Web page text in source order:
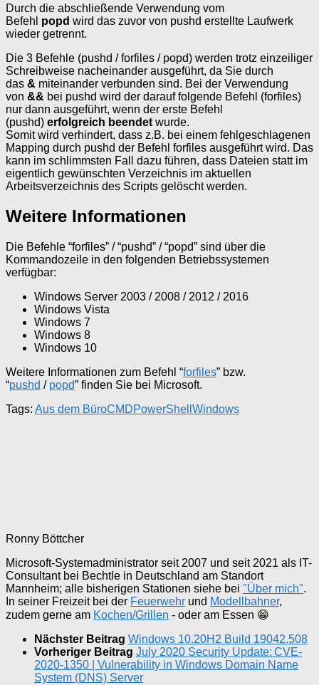
Durch die abschließende Verwendung vom
Befehl popd wird das zuvor von pushd erstellte Laufwerk
wieder getrennt.
Die 3 Befehle (pushd / forfiles / popd) werden trotz einzeiliger
Schreibweise nacheinander ausgeführt, da Sie durch
das & miteinander verbunden sind. Bei der Verwendung
von && bei pushd wird der darauf folgende Befehl (forfiles)
nur dann ausgeführt, wenn der erste Befehl
(pushd) erfolgreich beendet wurde.
Somit wird verhindert, dass z.B. bei einem fehlgeschlagenen
Mapping durch pushd der Befehl forfiles ausgeführt wird. Das
kann im schlimmsten Fall dazu führen, dass Dateien statt im
eigentlich gewünschten Verzeichnis im aktuellen
Arbeitsverzeichnis des Scripts gelöscht werden.
Weitere Informationen
Die Befehle “forfiles” / “pushd” / “popd” sind über die
Kommandozeile in den folgenden Betriebssystemen
verfügbar:
Windows Server 2003 / 2008 / 2012 / 2016
Windows Vista
Windows 7
Windows 8
Windows 10
Weitere Informationen zum Befehl “forfiles” bzw.
“pushd / popd” finden Sie bei Microsoft.
Tags: Aus dem BüroCMDPowerShell Windows
Ronny Böttcher
Microsoft-Systemadministrator seit 2007 und seit 2021 als IT-
Consultant bei Bechtle in Deutschland am Standort
Mannheim; alle bisherigen Stationen siehe bei "Über mich".
In seiner Freizeit bei der Feuerwehr und Modellbahner,
zudem gerne am Kochen/Grillen - oder am Essen 😁
Nächster Beitrag Windows 10.20H2 Build 19042.508
Vorheriger Beitrag July 2020 Security Update: CVE-
2020-1350 | Vulnerability in Windows Domain Name
System (DNS) Server